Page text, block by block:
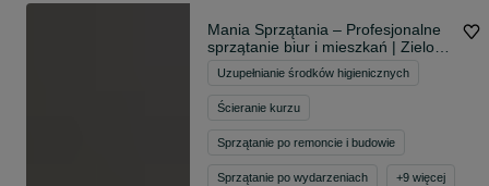
Mania Sprzątania – Profesjonalne
sprzątanie biur i mieszkań | Zielona
Góra & okolice | FV | 7 Lat
Doświadczenia
Uzupełnianie środków higienicznych
Ścieranie kurzu
Sprzątanie po remoncie i budowie
Sprzątanie po wydarzeniach +9 więcej